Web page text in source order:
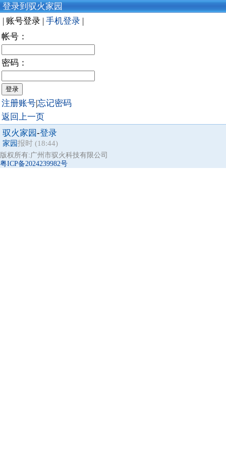
登录到驭火家园
| 账号登录 | 手机登录 |
帐号：
密码：
注册账号|忘记密码
返回上一页
驭火家园-登录
家园报时 (18:44)
版权所有:广州市驭火科技有限公司
粤ICP备2024239982号